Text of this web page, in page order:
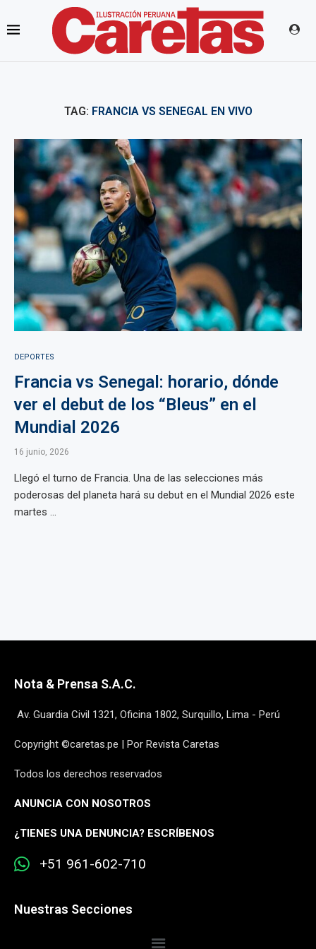
TAG: FRANCIA VS SENEGAL EN VIVO
DEPORTES
Francia vs Senegal: horario, dónde
ver el debut de los “Bleus” en el
Mundial 2026
16 junio, 2026
Llegó el turno de Francia. Una de las selecciones más
poderosas del planeta hará su debut en el Mundial 2026 este
martes ...
Nota & Prensa S.A.C.
Av. Guardia Civil 1321, Oficina 1802, Surquillo, Lima - Perú
Copyright ©caretas.pe | Por Revista Caretas
Todos los derechos reservados
ANUNCIA CON NOSOTROS
¿TIENES UNA DENUNCIA? ESCRÍBENOS
+51 961-602-710
Nuestras Secciones